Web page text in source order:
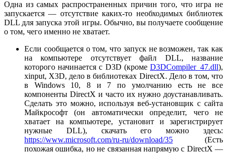
Одна из самых распространенных причин того, что игра не
запускается — отсутствие каких-то необходимых библиотек
DLL для запуска этой игры. Обычно, вы получаете сообщение
о том, чего именно не хватает.
Если сообщается о том, что запуск не возможен, так как
на компьютере отсутствует файл DLL, название
которого начинается с D3D (кроме D3DCompiler_47.dll),
xinput, X3D, дело в библиотеках DirectX. Дело в том, что
в Windows 10, 8 и 7 по умолчанию есть не все
компоненты DirectX и часто их нужно доустанавливать.
Сделать это можно, используя веб-установщик с сайта
Майкрософт (он автоматически определит, чего не
хватает на компьютере, установит и зарегистрирует
нужные DLL), скачать его можно здесь:
https://www.microsoft.com/ru-ru/download/35 (Есть
похожая ошибка, но не связанная напрямую с DirectX —